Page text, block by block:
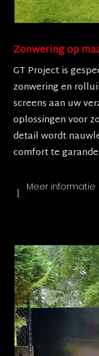
Zonwering op
GT Project is
zonwering en
screens aan uw
oplossingen voor
detail wordt
comfort te
Meer informatie